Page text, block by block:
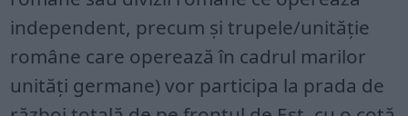
independent, precum şi trupele/unităţie
române care operează în cadrul marilor
unităţi germane) vor participa la prada de